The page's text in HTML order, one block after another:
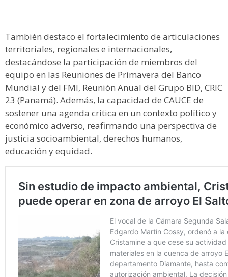
También destaco el fortalecimiento de articulaciones
territoriales, regionales e internacionales,
destacándose la participación de miembros del
equipo en las Reuniones de Primavera del Banco
Mundial y del FMI, Reunión Anual del Grupo BID, CRIC
23 (Panamá). Además, la capacidad de CAUCE de
sostener una agenda crítica en un contexto político y
económico adverso, reafirmando una perspectiva de
justicia socioambiental, derechos humanos,
educación y equidad.